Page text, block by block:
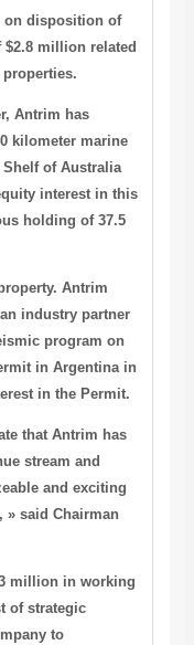
on disposition of
$2.8 million related
properties.
Antrim has
kilometer marine
of Australia
interest in this
holding of 37.5
Antrim
industry partner
program on
in Argentina in
in the Permit.
that Antrim has
stream and
and exciting
» said Chairman
million in working
of strategic
to